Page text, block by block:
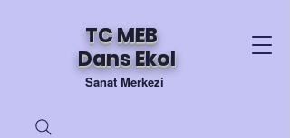
TC MEB
Dans Ekol
Sanat Merkezi